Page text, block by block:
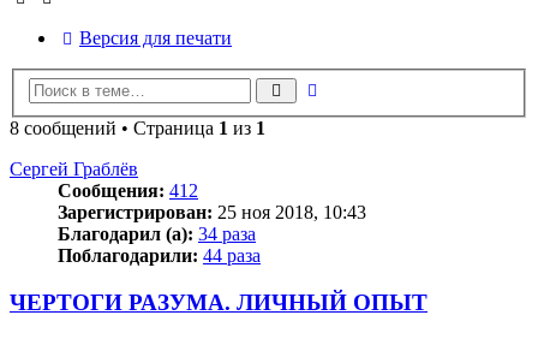
Версия для печати
Поиск
8 сообщений • Страница 1 из 1
Сергей Граблёв
Сообщения: 412
Зарегистрирован: 25 ноя 2018, 10:43
Благодарил (а): 34 раза
Поблагодарили: 44 раза
ЧЕРТОГИ РАЗУМА. ЛИЧНЫЙ ОПЫТ